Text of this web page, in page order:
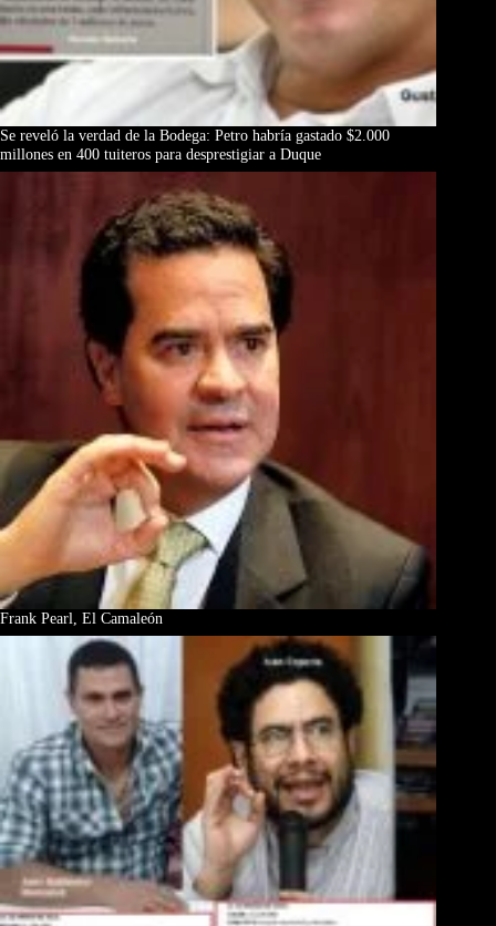
Se reveló la verdad de la Bodega: Petro habría gastado $2.000
millones en 400 tuiteros para desprestigiar a Duque
Frank Pearl, El Camaleón